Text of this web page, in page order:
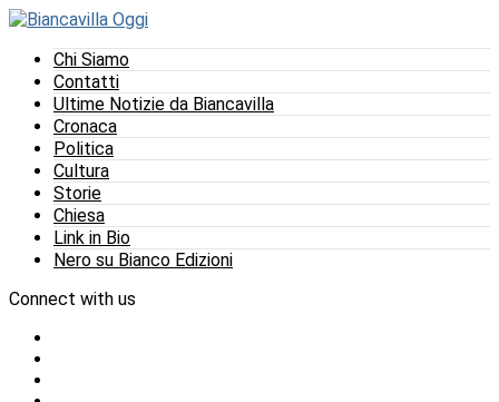
Chi Siamo
Contatti
Ultime Notizie da Biancavilla
Cronaca
Politica
Cultura
Storie
Chiesa
Link in Bio
Nero su Bianco Edizioni
Connect with us